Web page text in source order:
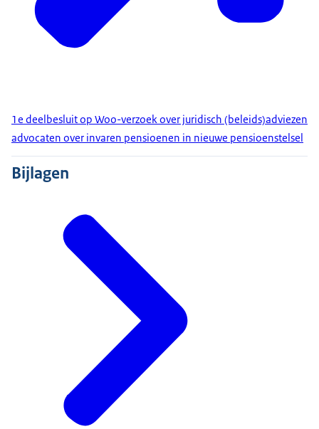
1e deelbesluit op Woo-verzoek over juridisch (beleids)adviezen
advocaten over invaren pensioenen in nieuwe pensioenstelsel
Bijlagen